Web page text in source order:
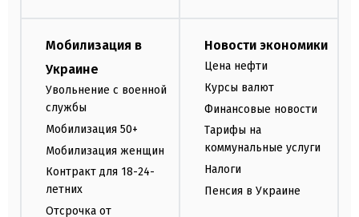
Мобилизация в
Украине
Увольнение с военной
службы
Мобилизация 50+
Мобилизация женщин
Контракт для 18-24-
летних
Отсрочка от
Новости экономики
Цена нефти
Курсы валют
Финансовые новости
Тарифы на
коммунальные услуги
Налоги
Пенсия в Украине